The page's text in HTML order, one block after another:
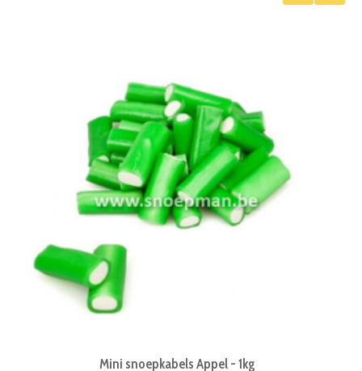
Mini snoepkabels Appel - 1kg